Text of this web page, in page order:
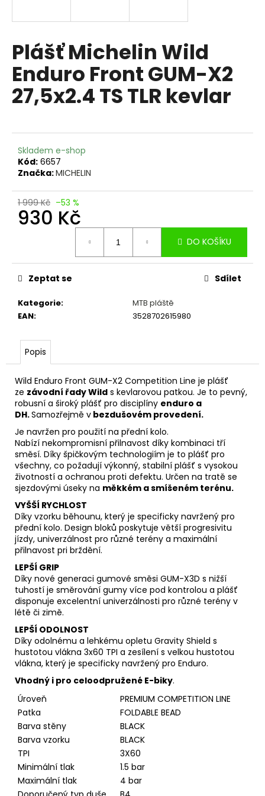
Plášť Michelin Wild
Enduro Front GUM-X2
27,5x2.4 TS TLR kevlar
Skladem e-shop
Kód: 6657
Značka:MICHELIN
1 999 Kč –53 %
930 Kč
DO KOŠÍKU
Kategorie:
MTB pláště
EAN: 3528702615980
Zeptat se Sdílet
Popis
Wild Enduro Front GUM-X2 Competition Line je plášť
ze závodní řady Wild s kevlarovou patkou. Je to pevný,
robusní a široký plášť pro disciplíny enduro a
DH.Samozřejmě v bezdušovém provedení.
Je navržen pro použití na přední kolo.
Nabízí nekompromisní přilnavost díky kombinaci tří
směsí. Díky špičkovým technologiím je to plášť pro
všechny, co požadují výkonný, stabilní plášť s vysokou
životností a ochranou proti defektu. Určen na tratě se
sjezdovými úseky na měkkém a smíšeném terénu.
VYŠŠÍ RYCHLOST
Díky vzorku běhounu, který je specificky navržený pro
přední kolo. Design bloků poskytuje větší progresivitu
jízdy, univerzálnost pro různé terény a maximální
přilnavost pri brždění.
LEPŠÍ GRIP
Díky nové generaci gumové směsi GUM-X3D s nižší
tuhostí je směrování gumy více pod kontrolou a plášť
disponuje excelentní univerzálnosti pro různé terény v
létě či zimě.
LEPŠÍ ODOLNOST
Díky odolnému a lehkému opletu Gravity Shield s
hustotou vlákna 3x60 TPI a zesílení s velkou hustotou
vlákna, který je specificky navržený pro Enduro.
Vhodný i pro celoodpružené E-biky.
Úroveň
PREMIUM COMPETITION LINE
Patka
FOLDABLE BEAD
Barva stěny
BLACK
Barva vzorku
BLACK
TPI
3X60
Minimální tlak
1.5 bar
Maximální tlak
4 bar
í
t
?
HLEDAT
D
o
p
č
u
e
m
KONCOVKA
LANKA
4
Kč